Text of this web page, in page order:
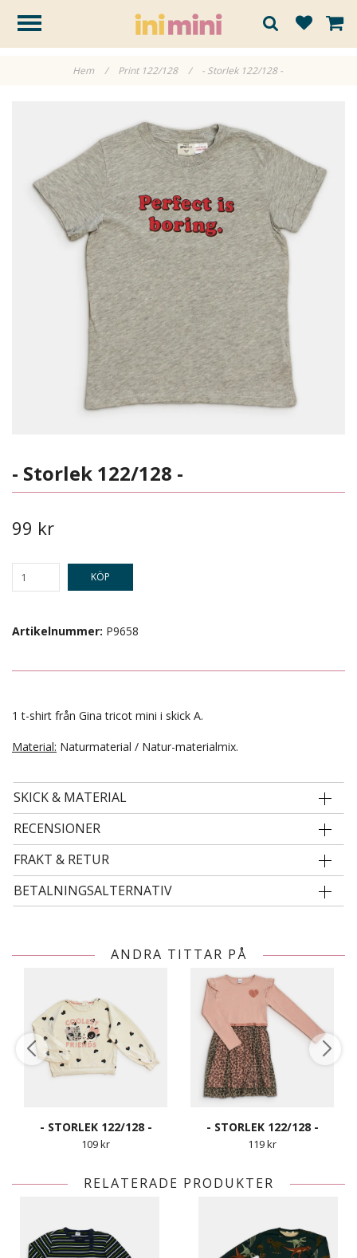
Hem / Print 122/128 / - Storlek 122/128 -
- Storlek 122/128 -
99 kr
KÖP
Artikelnummer: P9658
1 t-shirt från Gina tricot mini i skick A.
Material: Naturmaterial / Natur-materialmix.
SKICK & MATERIAL
RECENSIONER
FRAKT & RETUR
BETALNINGSALTERNATIV
ANDRA TITTAR PÅ
- STORLEK 122/128 -
109 kr
- STORLEK 122/128 -
119 kr
RELATERADE PRODUKTER